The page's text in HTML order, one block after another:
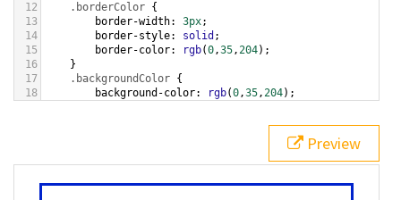
12
.borderColor {
13
border-width: 3px;
14
border-style: solid ;
15
border-color: rgb(0,35,204);
16
}
17
.backgroundColor {
18
background-color: rgb(0,35,204);
bottom ,
white, rgb(0,35,204));
Preview